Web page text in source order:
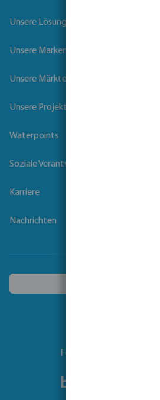
Unsere Lösungen
Unsere Marken
Unsere Märkte
Unsere Projekte
Waterpoints
Soziale Verantwortung der
Karriere
Nachrichten
Folgen Sie uns